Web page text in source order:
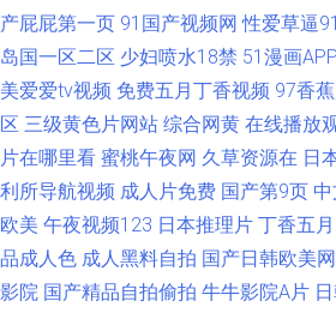
产屁屁第一页 91国产视频网 性爱草逼
岛国一区二区 少妇喷水18禁 51漫画APP
美爱爱tv视频 免费五月丁香视频 97香
区 三级黄色片网站 综合网黄 在线播放
片在哪里看 蜜桃午夜网 久草资源在 日
利所导航视频 成人片免费 国产第9页
欧美 午夜视频123 日本推理片 丁香五
品成人色 成人黑料自拍 国产日韩欧美
影院 国产精品自拍偷拍 牛牛影院A片